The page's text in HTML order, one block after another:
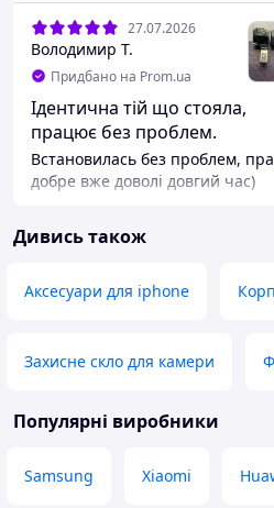
27.07.2026
Володимир Т.
Придбано на Prom.ua
Ідентична тій що стояла,
працює без проблем.
Встановилась без проблем,
добре вже доволі довгий час)
Дивись також
Аксесуари для iphone
Захисне скло для камери
Популярні виробники
Samsung Xiaomi